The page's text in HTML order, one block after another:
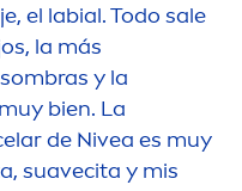
el labial. Todo sale
la más
y la
bien. La
de Nivea es muy
suavecita y mis